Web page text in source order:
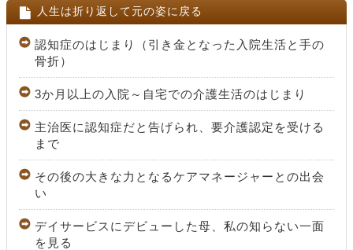
人生は折り返して元の姿に戻る
認知症のはじまり（引き金となった入院生活と手の
骨折）
3か月以上の入院～自宅での介護生活のはじまり
主治医に認知症だと告げられ、要介護認定を受ける
まで
その後の大きな力となるケアマネージャーとの出会
い
デイサービスにデビューした母、私の知らない一面
を見る